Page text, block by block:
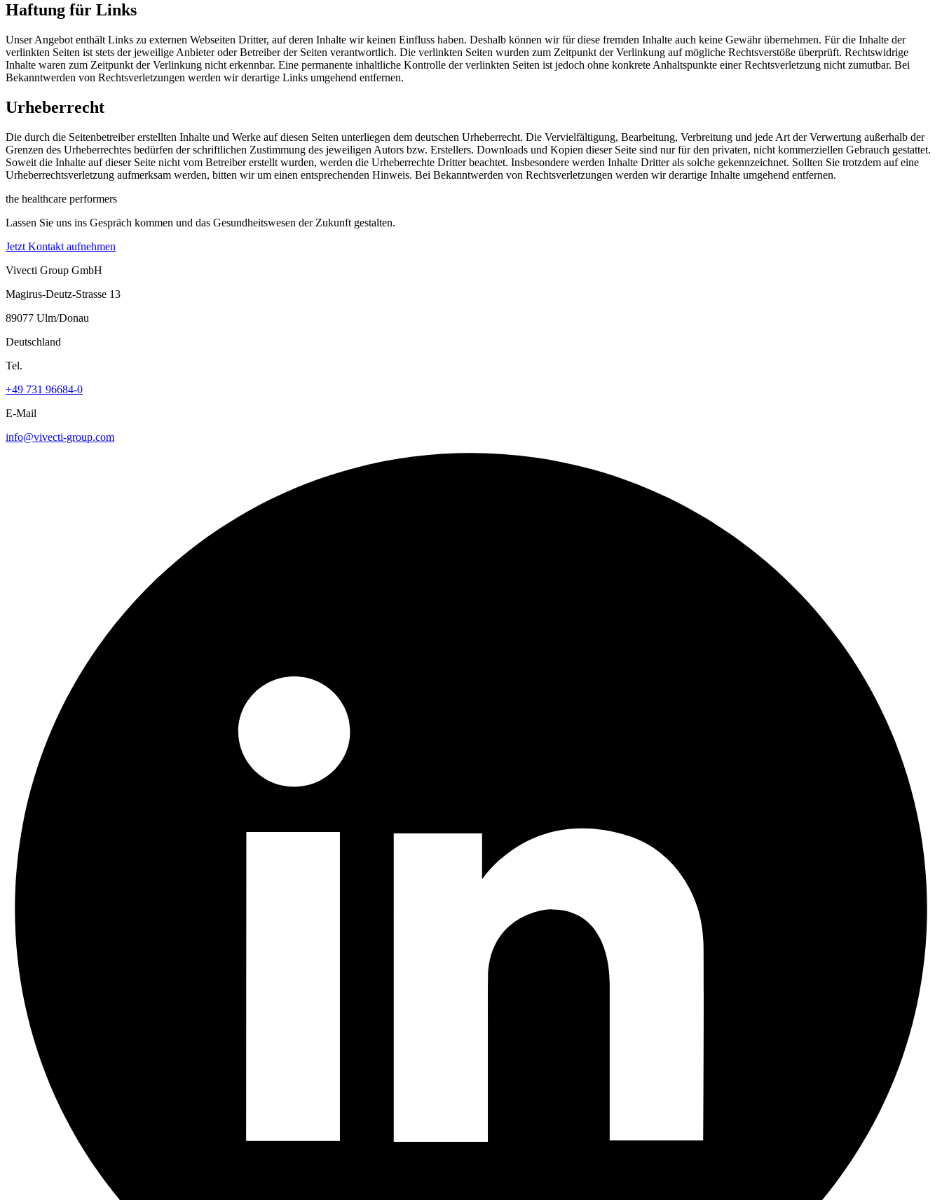
Haftung für Links
Unser Angebot enthält Links zu externen Webseiten Dritter, auf deren Inhalte wir keinen Einfluss haben. Deshalb können wir für diese fremden Inhalte auch keine Gewähr übernehmen. Für die Inhalte der
verlinkten Seiten ist stets der jeweilige Anbieter oder Betreiber der Seiten verantwortlich. Die verlinkten Seiten wurden zum Zeitpunkt der Verlinkung auf mögliche Rechtsverstöße überprüft. Rechtswidrige
Inhalte waren zum Zeitpunkt der Verlinkung nicht erkennbar. Eine permanente inhaltliche Kontrolle der verlinkten Seiten ist jedoch ohne konkrete Anhaltspunkte einer Rechtsverletzung nicht zumutbar. Bei
Bekanntwerden von Rechtsverletzungen werden wir derartige Links umgehend entfernen.
Urheberrecht
Die durch die Seitenbetreiber erstellten Inhalte und Werke auf diesen Seiten unterliegen dem deutschen Urheberrecht. Die Vervielfältigung, Bearbeitung, Verbreitung und jede Art der Verwertung außerhalb der
Grenzen des Urheberrechtes bedürfen der schriftlichen Zustimmung des jeweiligen Autors bzw. Erstellers. Downloads und Kopien dieser Seite sind nur für den privaten, nicht kommerziellen Gebrauch gestattet.
Soweit die Inhalte auf dieser Seite nicht vom Betreiber erstellt wurden, werden die Urheberrechte Dritter beachtet. Insbesondere werden Inhalte Dritter als solche gekennzeichnet. Sollten Sie trotzdem auf eine
Urheberrechtsverletzung aufmerksam werden, bitten wir um einen entsprechenden Hinweis. Bei Bekanntwerden von Rechtsverletzungen werden wir derartige Inhalte umgehend entfernen.
the healthcare performers
Lassen Sie uns ins Gespräch kommen und das Gesundheitswesen der Zukunft gestalten.
Jetzt Kontakt aufnehmen
Vivecti Group GmbH
Magirus-Deutz-Strasse 13
89077 Ulm/Donau
Deutschland
Tel.
+49 731 96684-0
E-Mail
info@vivecti-group.com